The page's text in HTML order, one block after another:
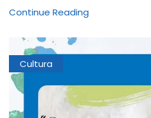
Continue Reading
Cultura